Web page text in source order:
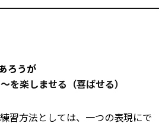
ろうが
～を楽しませる（喜ばせる）
習方法としては、一つの表現にで